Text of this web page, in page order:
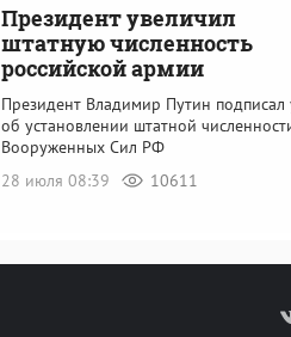
Президент увеличил
штатную численность
российской армии
Президент Владимир Путин подписал
об установлении штатной
Вооруженных Сил РФ
28 июля 08:39
10611